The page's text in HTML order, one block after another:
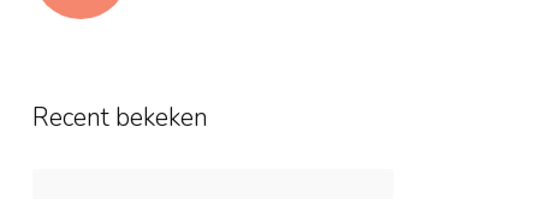
Recent bekeken